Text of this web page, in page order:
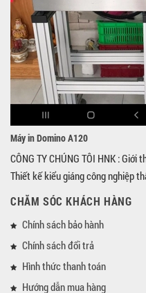
Máy in Domino A120
CÔNG TY CHÚNG TÔI HNK :
Thiết kế kiểu giáng công nghiệp
CHĂM SÓC KHÁCH HÀNG
Chính sách bảo hành
Chính sách đổi trả
Hình thức thanh toán
Hướng dẫn mua hàng